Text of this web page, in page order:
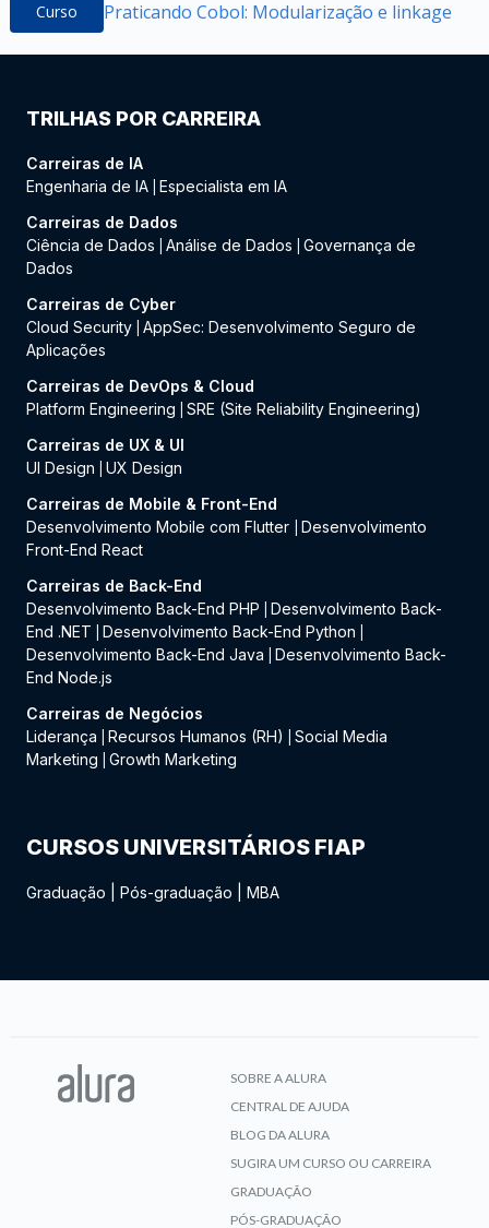
Curso Praticando Cobol: Modularização e linkage
TRILHAS POR CARREIRA
Carreiras de IA
Engenharia de IA Especialista em IA
Carreiras de Dados
Ciência de Dados
Análise de Dados
Governança de
Dados
Carreiras de Cyber
Cloud Security AppSec: Desenvolvimento Seguro de
Aplicações
Carreiras de DevOps & Cloud
Platform Engineering
SRE (Site Reliability Engineering)
Carreiras de UX & UI
UI Design
UX Design
Carreiras de Mobile & Front-End
Desenvolvimento Mobile com Flutter
Desenvolvimento
Front-End React
Carreiras de Back-End
Desenvolvimento Back-End PHP
Desenvolvimento Back-
End .NET
Desenvolvimento Back-End Python
Desenvolvimento Back-End Java
Desenvolvimento Back-
End Node.js
Carreiras de Negócios
Liderança
Recursos Humanos (RH)
Social Media
Marketing
Growth Marketing
CURSOS UNIVERSITÁRIOS FIAP
Graduação Pós-graduação MBA
SOBRE A ALURA
CENTRAL DE AJUDA
BLOG DA ALURA
SUGIRA UM CURSO OU CARREIRA
GRADUAÇÃO
PÓS-GRADUAÇÃO